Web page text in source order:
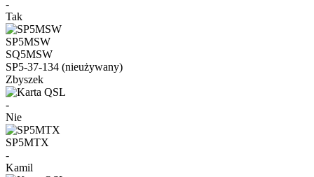
-
Tak
SP5MSW
SQ5MSW
SP5-37-134 (nieużywany)
Zbyszek
-
Nie
SP5MTX
-
Kamil